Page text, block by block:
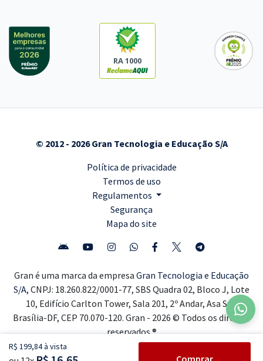
R$ 199,84 à vista
Comprar
RA 1000
© 2012 - 2026 Gran Tecnologia e Educação S/A
Política de privacidade
Termos de uso
Regulamentos
Segurança
Mapa do site
Gran é uma marca da empresa Gran Tecnologia e Educação
S/A, CNPJ: 18.260.822/0001-77, SBS Quadra 02, Bloco J, Lote
10, Edifício Carlton Tower, Sala 201, 2º Andar, Asa Sul,
Brasília-DF, CEP 70.070-120. Gran - 2026 © Todos os direitos
reservados ®